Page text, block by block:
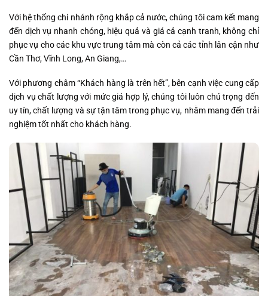
Với hệ thống chi nhánh rộng khắp cả nước, chúng tôi cam kết mang
đến dịch vụ nhanh chóng, hiệu quả và giá cả cạnh tranh, không chỉ
phục vụ cho các khu vực trung tâm mà còn cả các tỉnh lân cận như
Cần Thơ, Vĩnh Long, An Giang,…
Với phương châm “Khách hàng là trên hết”, bên cạnh việc cung cấp
dịch vụ chất lượng với mức giá hợp lý, chúng tôi luôn chú trọng đến
uy tín, chất lượng và sự tận tâm trong phục vụ, nhằm mang đến trải
nghiệm tốt nhất cho khách hàng.